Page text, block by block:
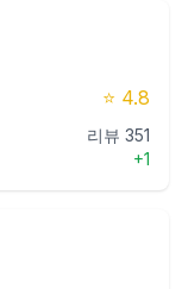
⭐ 4.8
리뷰 351
+1